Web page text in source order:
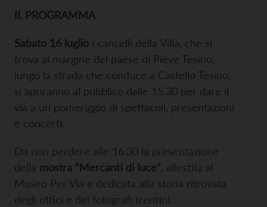
IL PROGRAMMA
Sabato 16 luglio i cancelli della Villa, che si
trova al margine del paese di Pieve Tesino,
lungo la strada che conduce a Castello Tesino,
si apriranno al pubblico dalle 15.30 per dare il
via a un pomeriggio di spettacoli, presentazioni
e concerti.
Da non perdere alle 16.30 la presentazione
della mostra “Mercanti di luce” , allestita al
Museo Per Via e dedicata alla storia ritrovata
degli ottici e dei fotografi trentini.